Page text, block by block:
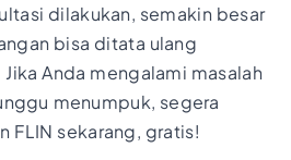
dilakukan, semakin besar
bisa ditata ulang
Anda mengalami masalah
menumpuk, segera
FLIN sekarang, gratis!